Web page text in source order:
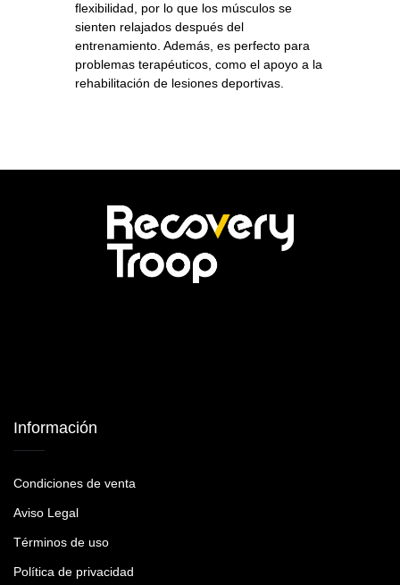
flexibilidad, por lo que los músculos se
sienten relajados después del
entrenamiento. Además, es perfecto para
problemas terapéuticos, como el apoyo a la
rehabilitación de lesiones deportivas.
Información
Condiciones de venta
Aviso Legal
Términos de uso
Política de privacidad